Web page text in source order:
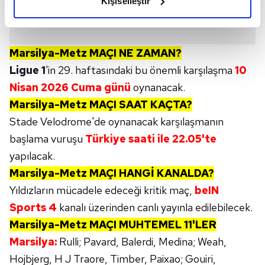
elimizden gelen çabayı gösterdiğimizi ve bu noktada,
Her halükârda, kullanıcılar, bu çerezlere izin vermedikleri
takdirde, kullanıcılara hedefli reklamlar
gösterilmeyecektir."
Sizlere daha iyi bir hizmet sunabilmek için İnternet
Sitemizde kendimize ve üçüncü kişilere ait çerezler
kullanılmaktadır. Bu çerezler vasıtasıyla çeşitli kişisel
verileriniz işlenmekte olup gerekli olan çerezler bilgi
toplumu hizmetlerinin sunulması amacıyla
kullanılmaktadır. Diğer çerezler, sitemizin daha işlevsel
kılınması ve kişiselleştirilmesi ve sizlere yönelik
reklam/pazarlama faaliyetlerinin yapılması, amaçlarıyla
sınırlı olarak açık rızanız dahilinde kullanılacaktır.
Marsilya-Metz MAÇI NE ZAMAN?
Ligue 1'in 29. haftasındaki bu önemli karşılaşma 10
Nisan 2026 Cuma günü oynanacak.
Marsilya-Metz MAÇI SAAT KAÇTA?
Stade Velodrome'de oynanacak karşılaşmanın
başlama vuruşu Türkiye saati ile 22.05'te
yapılacak.
Marsilya-Metz MAÇI HANGİ KANALDA?
Yıldızların mücadele edeceği kritik maç, beIN
Sports 4 kanalı üzerinden canlı yayınla edilebilecek.
Marsilya-Metz MAÇI MUHTEMEL 11'LER
Marsilya: Rulli; Pavard, Balerdi, Medina; Weah,
Hojbjerg, H J Traore, Timber, Paixao; Gouiri,